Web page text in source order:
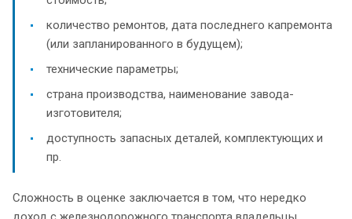
количество ремонтов, дата последнего капремонта
(или запланированного в будущем);
технические параметры;
страна производства, наименование завода-
изготовителя;
доступность запасных деталей, комплектующих и
пр.
Сложность в оценке заключается в том, что нередко